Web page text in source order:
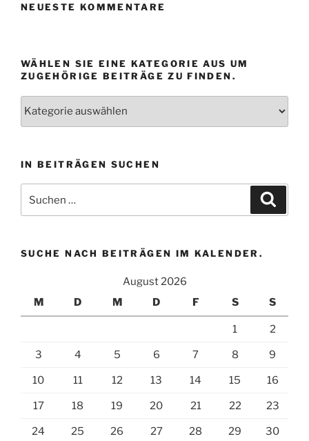
NEUESTE KOMMENTARE
WÄHLEN SIE EINE KATEGORIE AUS UM
ZUGEHÖRIGE BEITRÄGE ZU FINDEN.
aus
um
zugehörige
Beiträge
finden.
IN BEITRÄGEN SUCHEN
nach:
SUCHE NACH BEITRÄGEN IM KALENDER.
August 2026
M
D M D F S S
1 2
3 4 5 6 7 8 9
10 11 12 13 14 15 16
17 18 19 20 21 22 23
24 25 26 27 28 29 30